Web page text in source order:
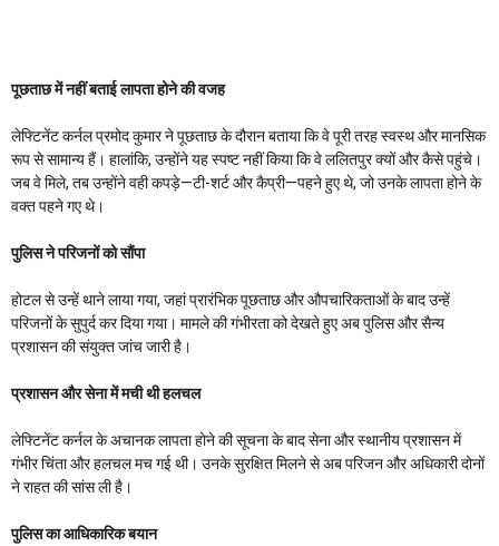
पूछताछ में नहीं बताई लापता होने की वजह
लेफ्टिनेंट कर्नल प्रमोद कुमार ने पूछताछ के दौरान बताया कि वे पूरी तरह स्वस्थ और मानसिक
रूप से सामान्य हैं। हालांकि, उन्होंने यह स्पष्ट नहीं किया कि वे ललितपुर क्यों और कैसे पहुंचे।
जब वे मिले, तब उन्होंने वही कपड़े—टी-शर्ट और कैप्री—पहने हुए थे, जो उनके लापता होने के
वक्त पहने गए थे।
पुलिस ने परिजनों को सौंपा
होटल से उन्हें थाने लाया गया, जहां प्रारंभिक पूछताछ और औपचारिकताओं के बाद उन्हें
परिजनों के सुपुर्द कर दिया गया। मामले की गंभीरता को देखते हुए अब पुलिस और सैन्य
प्रशासन की संयुक्त जांच जारी है।
प्रशासन और सेना में मची थी हलचल
लेफ्टिनेंट कर्नल के अचानक लापता होने की सूचना के बाद सेना और स्थानीय प्रशासन में
गंभीर चिंता और हलचल मच गई थी। उनके सुरक्षित मिलने से अब परिजन और अधिकारी दोनों
ने राहत की सांस ली है।
पुलिस का आधिकारिक बयान